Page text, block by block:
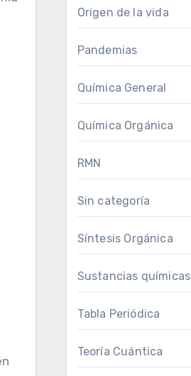
Origen de la vida
Pandemias
Química General
Química Orgánica
RMN
Sin categoría
Síntesis Orgánica
Sustancias químicas
Tabla Periódica
Teoría Cuántica